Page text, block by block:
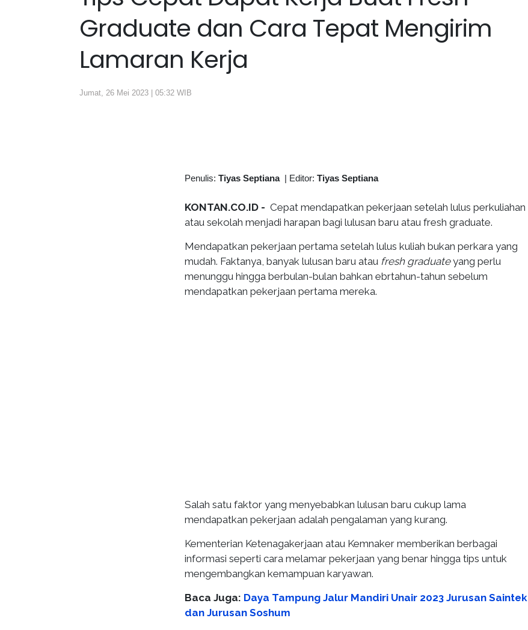
Graduate dan Cara Tepat Mengirim
Lamaran Kerja
Jumat, 26 Mei 2023 | 05:32 WIB
Penulis: Tiyas Septiana| Editor: Tiyas Septiana
KONTAN.CO.ID - Cepat mendapatkan pekerjaan setelah lulus perkuliahan
atau sekolah menjadi harapan bagi lulusan baru atau fresh graduate.
Mendapatkan pekerjaan pertama setelah lulus kuliah bukan perkara yang
mudah. Faktanya, banyak lulusan baru atau fresh graduateyang perlu
menunggu hingga berbulan-bulan bahkan ebrtahun-tahun sebelum
mendapatkan pekerjaan pertama mereka.
Salah satu faktor yang menyebabkan lulusan baru cukup lama
mendapatkan pekerjaan adalah pengalaman yang kurang.
Kementerian Ketenagakerjaan atau Kemnaker memberikan berbagai
informasi seperti cara melamar pekerjaan yang benar hingga tips untuk
mengembangkan kemampuan karyawan.
Baca Juga: Daya Tampung Jalur Mandiri Unair 2023 Jurusan Saintek
dan Jurusan Soshum